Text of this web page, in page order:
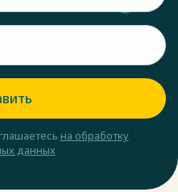
на обработку
данных